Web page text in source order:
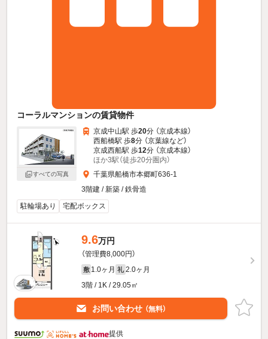
コーラルマンションの賃貸物件
すべての写真
京成中山駅 歩20分 （京成本線）
西船橋駅 歩8分 （京葉線など）
京成西船駅 歩12分 （京成本線）
ほか3駅（徒歩20分圏内）
千葉県船橋市本郷町636-1
3階建 / 新築 / 鉄骨造
駐輪場あり
宅配ボックス
9.6万円
（管理費8,000円）
敷 1.0ヶ月 礼 2.0ヶ月
3階 / 1K / 29.05㎡
お問い合わせ （無料）
提供